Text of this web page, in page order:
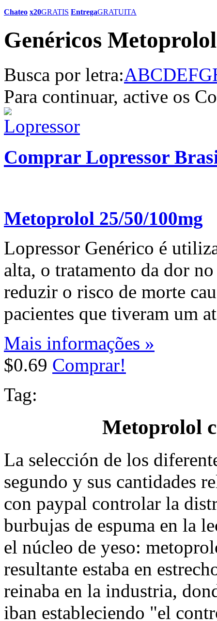
Chateo x20GRATIS EntregaGRATUITA
Genéricos
Busca por letra:ABCDEFG
Para continuar, active os
Comprar Lopressor
Metoprolol 25/50/100mg
Lopressor Genérico é
alta, o tratamento da dor
reduzir o risco de morte
pacientes que tiveram um
Mais informações »
$0.69 Comprar!
Tag:
Metoprolol
La selección de los
segundo y sus cantidades
con paypal controlar la
burbujas de espuma en la
el núcleo de yeso:
resultante estaba en
reinaba en la industria,
iban estableciendo "el